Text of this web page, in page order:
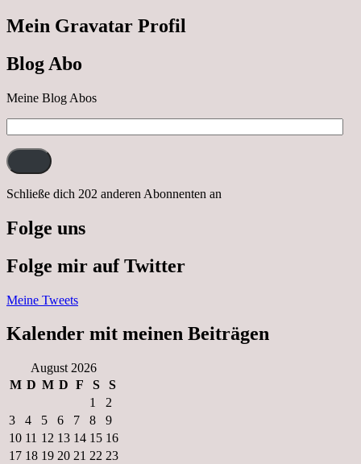
Mein Gravatar Profil
Blog Abo
Meine Blog Abos
Mail-
Adresse:
Schließe dich 202 anderen Abonnenten an
Folge uns
Folge mir auf Twitter
Meine Tweets
Kalender mit meinen Beiträgen
August 2026
M D M D F S
S
1
2
3
4 5 6 7 8
9
10 11 12 13 14 15 16
17 18 19 20 21 22 23